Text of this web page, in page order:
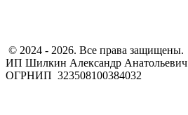
​ © 2024 - 2026. Все права защищены.
ИП Шилкин Александр Анатольевич
ОГРНИП 323508100384032